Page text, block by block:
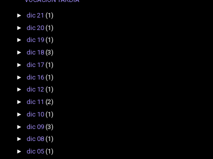
►dic 21(1)
►dic 20(1)
►dic 19(1)
►dic 18(3)
►dic 17(1)
►dic 16(1)
►dic 12(1)
►dic 11(2)
►dic 10(1)
►dic 09(3)
►dic 08(1)
►dic 05(1)